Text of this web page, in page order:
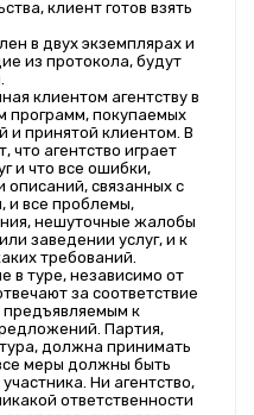
клиент готов взять
в двух экземплярах и
из протокола, будут
клиентом агентству в
программ, покупаемых
и принятой клиентом. В
что агентство играет
и что все ошибки,
описаний, связанных с
и все проблемы,
нешуточные жалобы
заведении услуг, и к
требований.
в туре, независимо от
за соответствие
предъявляемым к
Партия,
должна принимать
меры должны быть
Ни агентство,
ответственности